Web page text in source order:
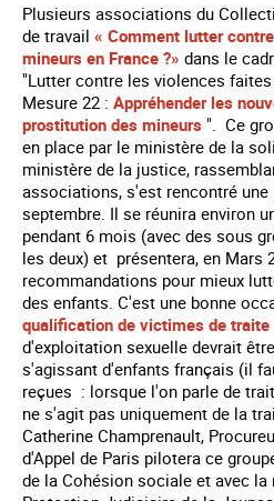
Plusieurs associations du
de travail « Comment lutter
mineurs en France ?» dans le
"Lutter contre les violences faites
Mesure 22 : Appréhender les
prostitution des mineurs ". Ce
en place par le ministère de la
ministère de la justice,
associations, s'est rencontré
septembre. Il se réunira environ
pendant 6 mois (avec des sous
les deux) et présentera, en Mars
recommandations pour mieux
des enfants. C'est une bonne
qualification de victimes de traite
d'exploitation sexuelle devrait
s'agissant d'enfants français (il
reçues : lorsque l'on parle de
ne s'agit pas uniquement de la
Catherine Champrenault,
d'Appel de Paris pilotera ce
de la Cohésion sociale et avec